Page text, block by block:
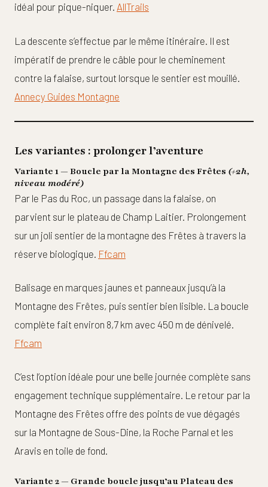
idéal pour pique-niquer. AllTrails
La descente s’effectue par le même itinéraire. Il est
impératif de prendre le câble pour le cheminement
contre la falaise, surtout lorsque le sentier est mouillé.
Annecy Guides Montagne
Les variantes : prolonger l’aventure
Variante 1 — Boucle par la Montagne des Frêtes (+2h,
niveau modéré)
Par le Pas du Roc, un passage dans la falaise, on
parvient sur le plateau de Champ Laitier. Prolongement
sur un joli sentier de la montagne des Frêtes à travers la
réserve biologique. Ffcam
Balisage en marques jaunes et panneaux jusqu’à la
Montagne des Frêtes, puis sentier bien lisible. La boucle
complète fait environ 8,7 km avec 450 m de dénivelé.
Ffcam
C’est l’option idéale pour une belle journée complète sans
engagement technique supplémentaire. Le retour par la
Montagne des Frêtes offre des points de vue dégagés
sur la Montagne de Sous-Dine, la Roche Parnal et les
Aravis en toile de fond.
Variante 2 — Grande boucle jusqu’au Plateau des